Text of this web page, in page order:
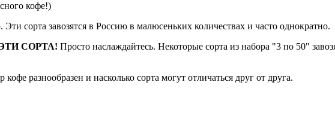
кофе!)
сорта завозятся в Россию в малюсеньких количествах и часто однократно.
СОРТА! Просто наслаждайтесь. Некоторые сорта из набора "3 по 50"
разнообразен и насколько сорта могут отличаться друг от друга.